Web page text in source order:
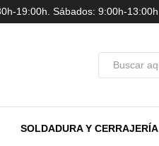
19:00h. Sábados: 9:00h-13:00h
SOLDADURA Y CERRAJERÍA